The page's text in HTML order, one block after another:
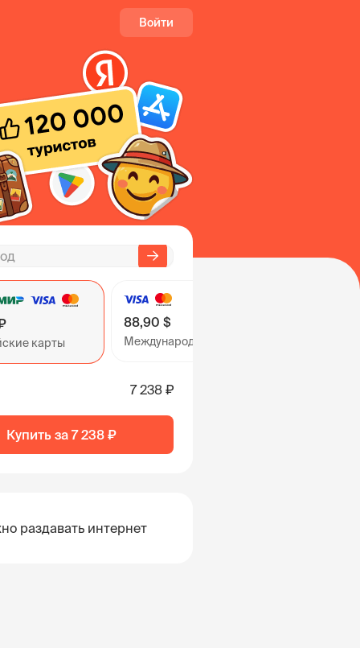
Войти
карты
88,90 $
Международные карты
7 238 ₽
Купить за 7 238 ₽
раздавать интернет